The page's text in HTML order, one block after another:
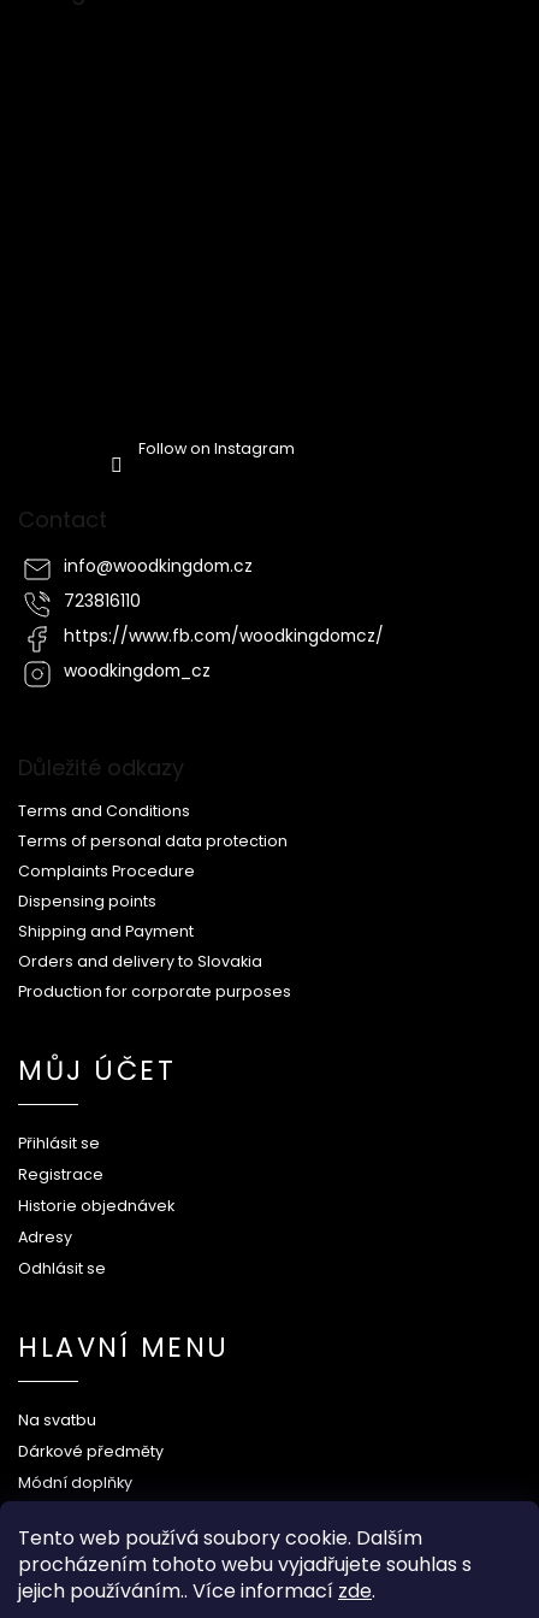
Tento web používá soubory cookie. Dalším
procházením tohoto webu vyjadřujete souhlas s
jejich používáním.. Více informací zde.
Follow on Instagram
Contact
info@woodkingdom.cz
723816110
https://www.fb.com/woodkingdomcz/
woodkingdom_cz
Důležité odkazy
Terms and Conditions
Terms of personal data protection
Complaints Procedure
Dispensing points
Shipping and Payment
Orders and delivery to Slovakia
Production for corporate purposes
MŮJ ÚČET
Přihlásit se
Registrace
Historie objednávek
Adresy
Odhlásit se
HLAVNÍ MENU
Na svatbu
Dárkové předměty
Módní doplňky